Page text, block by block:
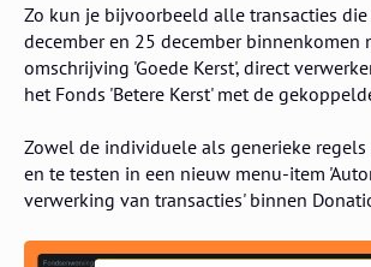
Zo kun je bijvoorbeeld alle transacties die
december en 25 december binnenkomen
omschrijving 'Goede Kerst', direct
het Fonds 'Betere Kerst' met de
Zowel de individuele als generieke regels
en te testen in een nieuw menu-item
verwerking van transacties' binnen